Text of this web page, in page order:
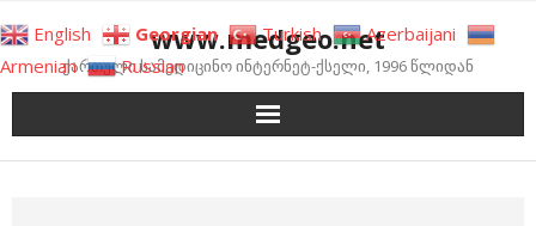
to
content
www.medgeo.net
ქართული სამედიცინო ინტერნეტ-ქსელი, 1996 წლიდან
English Georgian Turkish
Azerbaijani
Armenian
Russian